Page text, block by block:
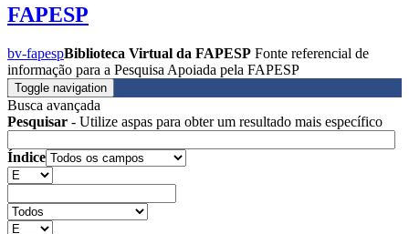
FAPESP
bv-fapespBiblioteca Virtual da FAPESP Fonte referencial de
informação para a Pesquisa Apoiada pela FAPESP
Toggle navigation
Busca avançada
Pesquisar - Utilize aspas para obter um resultado mais específico
Índice